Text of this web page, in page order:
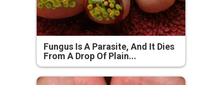
Fungus Is A Parasite, And It Dies
From A Drop Of Plain...